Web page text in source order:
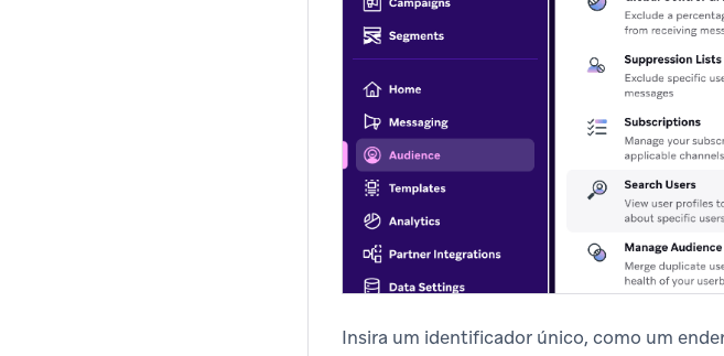
Insira um identificador único, como um